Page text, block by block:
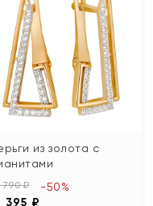
из золота с
790 ₽
395 ₽
-50%